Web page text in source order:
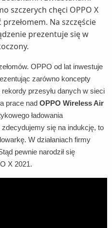
szczerych chęci OPPO X
Na szczęście
prezentuje się w
OPPO od lat inwestuje
zarówno koncepty
przesyłu danych w sieci
prace nad OPPO Wireless Air
ładowania
się na indukcję, to
W działaniach firmy
pewnie narodził się
X 2021.